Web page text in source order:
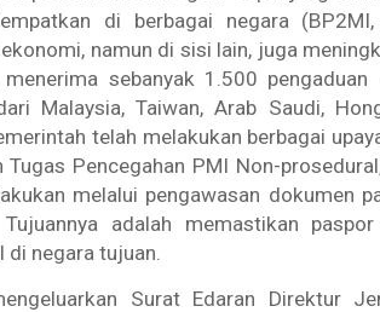
di berbagai negara
namun di sisi lain, juga
sebanyak 1.500 pengaduan
Malaysia, Taiwan, Arab Saudi,
telah melakukan berbagai
Pencegahan PMI Non-
melalui pengawasan dokumen
adalah memastikan
negara tujuan.
Surat Edaran Direktur